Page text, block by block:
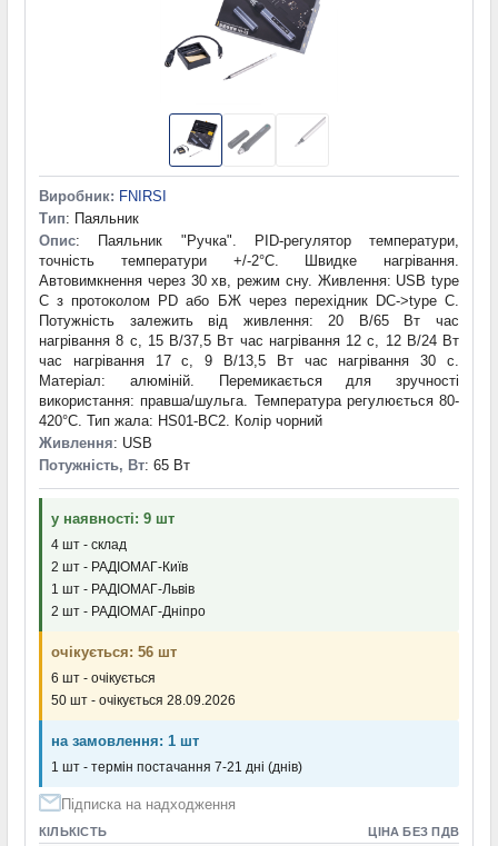
Виробник: FNIRSI
Тип: Паяльник
Опис: Паяльник "Ручка". PID-регулятор температури,
точність температури +/-2°C. Швидке нагрівання.
Автовимкнення через 30 хв, режим сну. Живлення: USB type
C з протоколом PD або БЖ через перехідник DC->type C.
Потужність залежить від живлення: 20 В/65 Вт час
нагрівання 8 с, 15 В/37,5 Вт час нагрівання 12 с, 12 В/24 Вт
час нагрівання 17 с, 9 В/13,5 Вт час нагрівання 30 с.
Матеріал: алюміній. Перемикається для зручності
використання: правша/шульга. Температура регулюється 80-
420°C. Тип жала: HS01-BC2. Колір чорний
Живлення: USB
Потужність, Вт: 65 Вт
у наявності: 9 шт
4 шт - склад
2 шт - РАДІОМАГ-Київ
1 шт - РАДІОМАГ-Львів
2 шт - РАДІОМАГ-Дніпро
очікується: 56 шт
6 шт - очікується
50 шт - очікується 28.09.2026
на замовлення: 1 шт
1 шт - термін постачання 7-21 дні (днів)
Підписка на надходження
КІЛЬКІСТЬ ЦІНА БЕЗ ПДВ